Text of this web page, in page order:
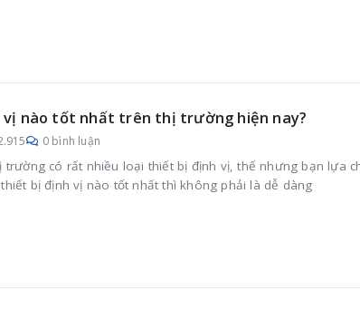
vị nào tốt nhất trên thị trường hiện nay?
0 bình luận
trường có rất nhiều loại thiết bị định vị, thế nhưng bạn lựa
bị định vị nào tốt nhất thì không phải là dễ dàng